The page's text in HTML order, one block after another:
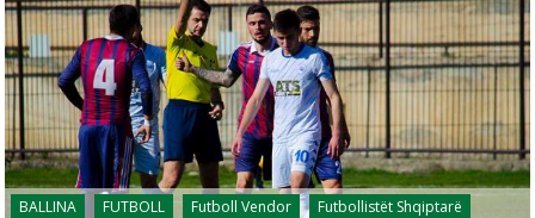
BALLINA FUTBOLL Futboll Vendor
Futbollistët Shqiptarë